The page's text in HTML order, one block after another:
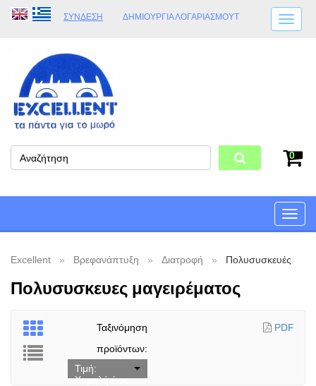
ΣΎΝΔΕΣΗ ΔΗΜΙΟΥΡΓΊΑ ΛΟΓΑΡΙΑΣΜΟΎT
ΩΡΆΡΙΟ ΚΑΤΑΣΤΉΜΑΤΟΣ
ΦΥΣΙΚΌ ΚΑΤΆΣΤΗΜΑ
0
Toggle
Excellent Βρεφανάπτυξη Διατροφή Πολυσυσκευές
Πολυσυσκευες μαγειρέματος
Ταξινόμηση
προϊόντων:
Τιμή:
Χαμηλή έως
PDF